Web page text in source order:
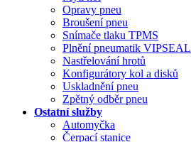
Opravy pneu
Broušení pneu
Snímače tlaku TPMS
Plnění pneumatik VIPSEAL
Nastřelování hrotů
Konfigurátory kol a disků
Uskladnění pneu
Zpětný odběr pneu
Ostatní služby
Automyčka
Čerpací stanice